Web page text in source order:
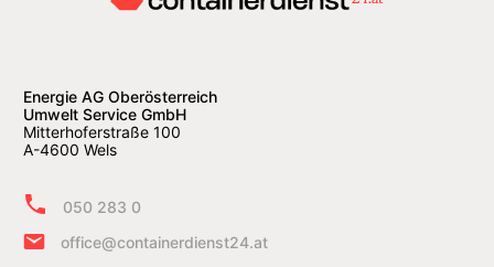
Energie AG Oberösterreich
Umwelt Service GmbH
Mitterhoferstraße 100
A-4600 Wels
050 283 0
office@containerdienst24.at